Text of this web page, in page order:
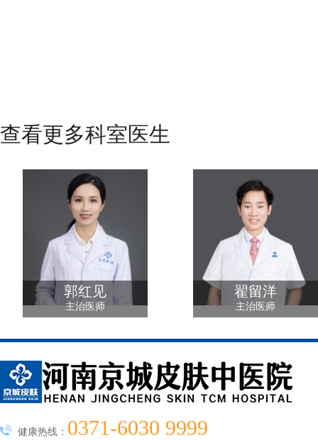
查看更多科室医生
郭红见
主治医师
翟留洋
主治医师
健康热线： 0371-6030 9999